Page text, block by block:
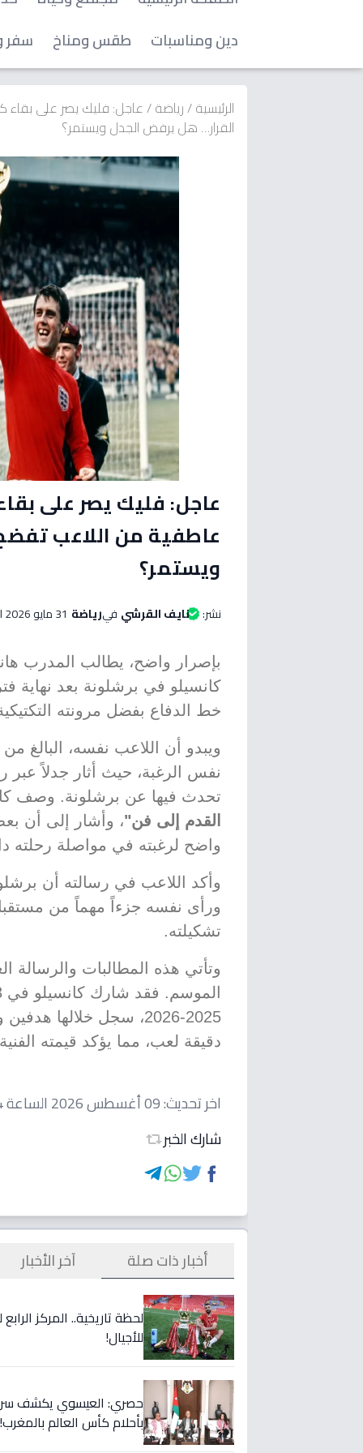
دين ومناسبات
طقس ومناخ سفر
الرئيسية/رياضة/عاجل: فليك يصر على بقاء
القرار… هل يرفض الجدل ويستمر؟
عاجل: فليك يصر على
عاطفية من اللاعب
ويستمر؟
نشر: نايف القرشي فيرياضة 31 مايو 2026 الساعة 03:45 صباحاً
بإصرار واضح، يطالب المدرب
كانسيلو في برشلونة بعد نهاية
خط الدفاع بفضل مرونته
نفس الرغبة، حيث أثار جدلاً
تحدث فيها عن برشلونة. وصف
القدم إلى فن"، وأشار إلى أن
واضح لرغبته في مواصلة رحلته
وأكد اللاعب في رسالته أن
ورأى نفسه جزءاً مهماً من
تشكيلته.
وتأتي هذه المطالبات والرسالة
دقيقة لعب، مما يؤكد قيمته
اخر تحديث:09 أغسطس 2026 الساعة 09:34 صباحاً
شارك الخبر
أخبار ذات صلة آخر الأخبار
لحظة تاريخية.. المركز
للأجيال!
حصري: العيسوي يكشف سر
بأحلام كأس العالم بالمغرب!